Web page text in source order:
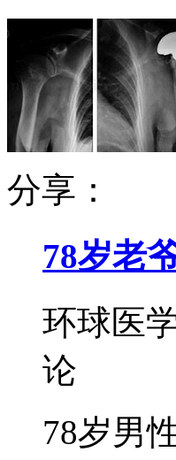
分享：
78岁老
环球医
论
78岁男